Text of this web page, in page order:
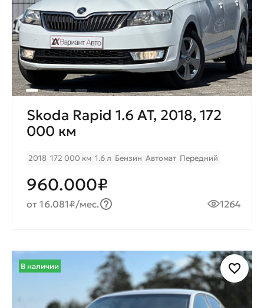
Skoda Rapid 1.6 AT, 2018, 172
000 км
2018 172 000 км 1.6 л Бензин Автомат Передний
960.000₽
от 16.081₽/мес. 1264
В наличии